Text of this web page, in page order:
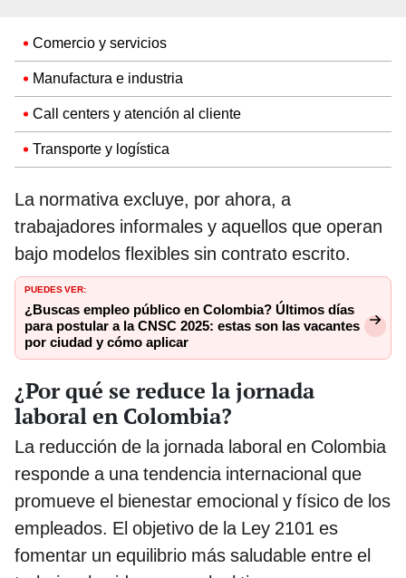
Comercio y servicios
Manufactura e industria
Call centers y atención al cliente
Transporte y logística
La normativa excluye, por ahora, a
trabajadores informales y aquellos que operan
bajo modelos flexibles sin contrato escrito.
PUEDES VER:
¿Buscas empleo público en Colombia? Últimos días
para postular a la CNSC 2025: estas son las vacantes
por ciudad y cómo aplicar
¿Por qué se reduce la jornada
laboral en Colombia?
La reducción de la jornada laboral en Colombia
responde a una tendencia internacional que
promueve el bienestar emocional y físico de los
empleados. El objetivo de la Ley 2101 es
fomentar un equilibrio más saludable entre el